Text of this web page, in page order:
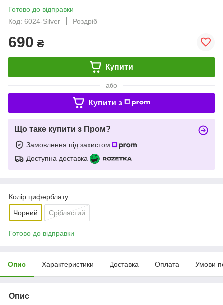
Готово до відправки
Код: 6024-Silver
Роздріб
690 ₴
Купити
або
Купити з
Що таке купити з Пром?
Замовлення під захистом
Доступна доставка
Колір циферблату
Чорний Сріблястий
Готово до відправки
Опис Характеристики Доставка Оплата Умови
Опис